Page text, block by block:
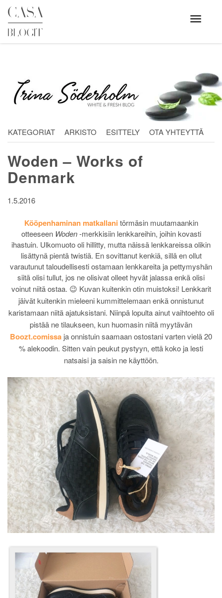
Skip
content
Avaa
valikko
KATEGORIAT ARKISTO ESITTELY OTA YHTEYTTÄ
Woden – Works of
Denmark
1.5.2016
Kööpenhaminan matkallani törmäsin muutamaankin
otteeseen Woden-merkkisiin lenkkareihin, joihin kovasti
ihastuin. Ulkomuoto oli hillitty, mutta näissä lenkkareissa olikin
lisättynä pientä twistiä. En sovittanut kenkiä, sillä en ollut
varautunut taloudellisesti ostamaan lenkkareita ja pettymyshän
siitä olisi tullut, jos ne olisivat olleet hyvät jalassa enkä olisi
voinut niitä ostaa. 😉 Kuvan kuitenkin otin muistoksi! Lenkkarit
jäivät kuitenkin mieleeni kummittelemaan enkä onnistunut
karistamaan niitä ajatuksistani. Niinpä lopulta ainut vaihtoehto oli
pistää ne tilaukseen, kun huomasin niitä myytävän
Boozt.comissa ja onnistuin saamaan ostostani varten vielä 20
% alekoodin. Sitten vain peukut pystyyn, että koko ja lesti
natsaisi ja saisin ne käyttöön.